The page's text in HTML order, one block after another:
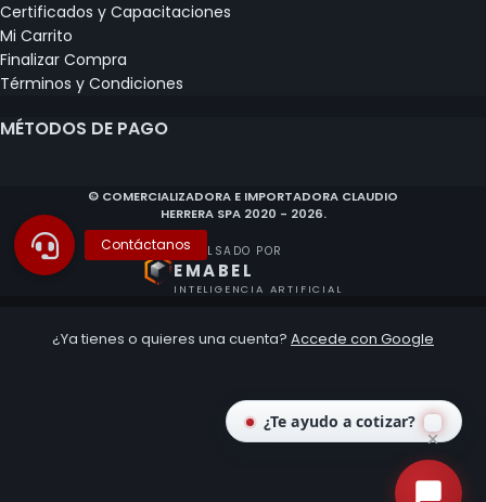
Certificados y Capacitaciones
Mi Carrito
Finalizar Compra
Términos y Condiciones
MÉTODOS DE PAGO
© COMERCIALIZADORA E IMPORTADORA CLAUDIO
HERRERA SPA 2020 - 2026.
IMPULSADO POR
EMABEL
INTELIGENCIA ARTIFICIAL
¿Ya tienes o quieres una cuenta? Accede con Google
¿Te ayudo a cotizar?